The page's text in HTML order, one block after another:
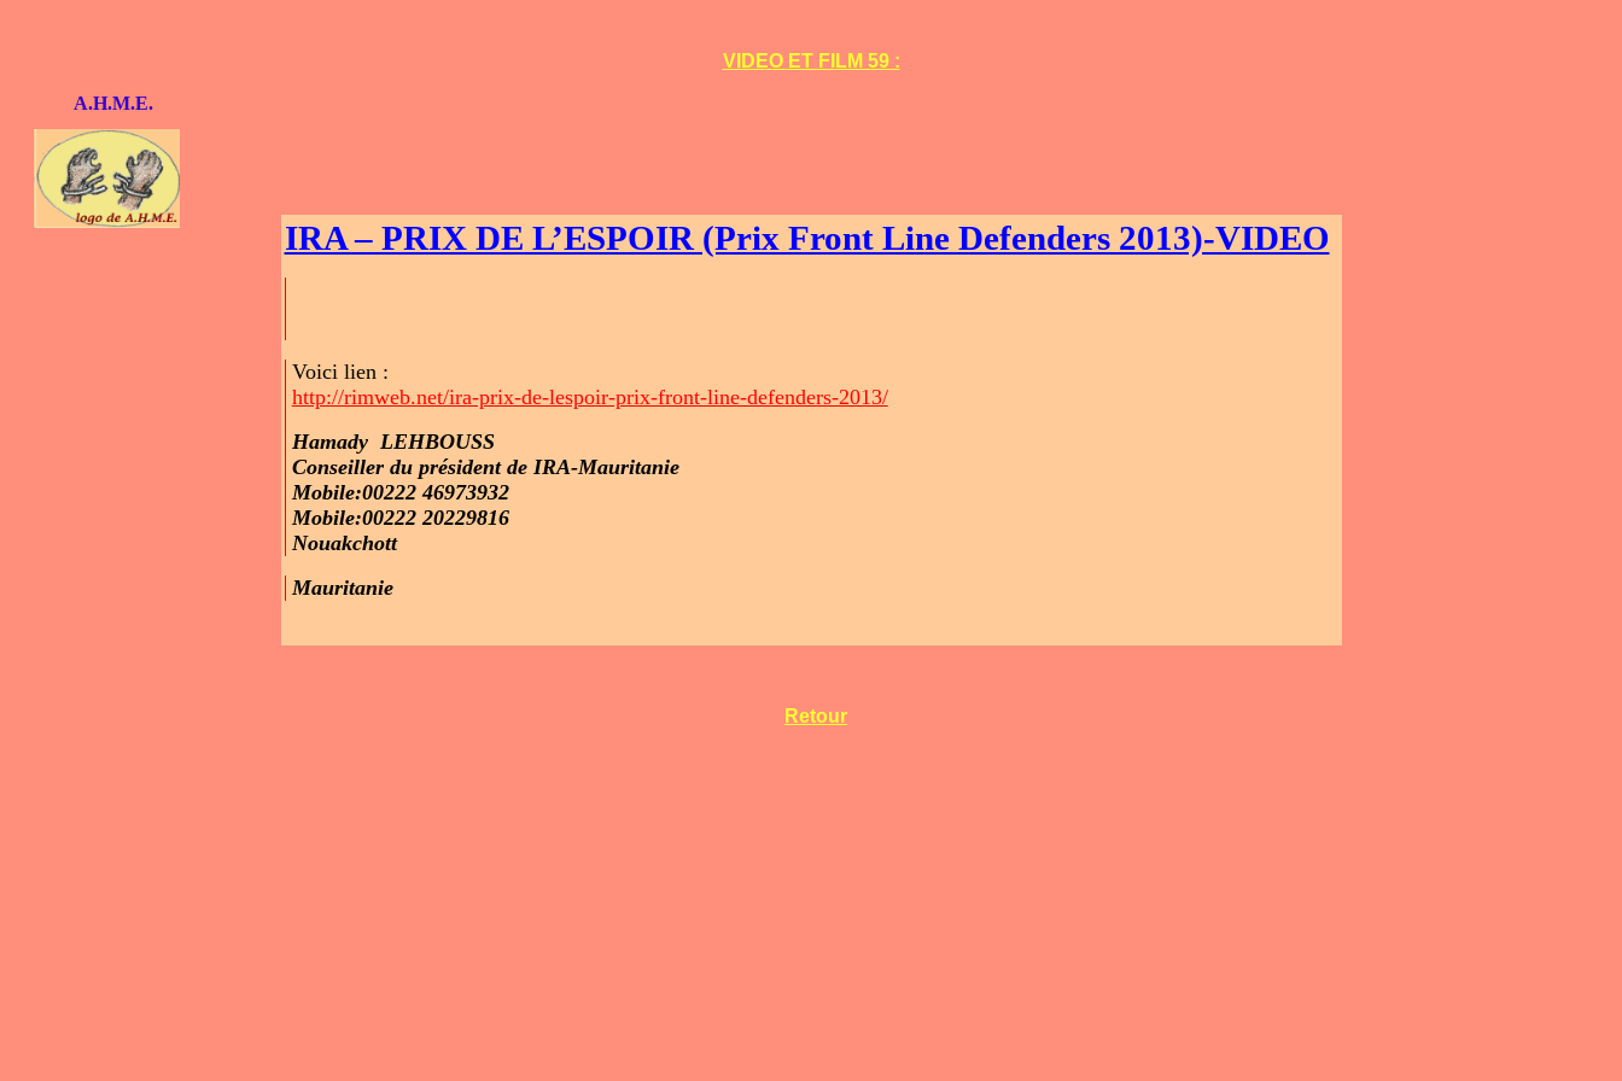
VIDEO ET FILM 59 :
A.H.M.E.
IRA – PRIX DE L’ESPOIR (Prix Front Line Defenders 2013)-VIDEO
Voici lien :
http://rimweb.net/ira-prix-de-lespoir-prix-front-line-defenders-2013/
Hamady LEHBOUSS
Conseiller du président de IRA-Mauritanie
Mobile:00222 46973932
Mobile:00222 20229816
Nouakchott
Mauritanie
Retour